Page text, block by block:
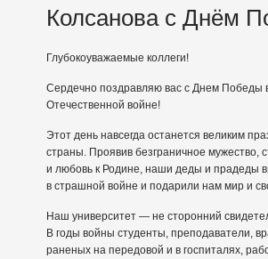
Колсанова с Днём
Глубокоуважаемые коллеги!
Сердечно поздравляю вас с Днем Победы
Отечественной войне!
Этот день навсегда останется великим
страны. Проявив безграничное мужество,
и любовь к Родине, наши деды и прадеды
в страшной войне и подарили нам мир и
Наш университет — не сторонний
В годы войны студенты, преподаватели,
раненых на передовой и в госпиталях,